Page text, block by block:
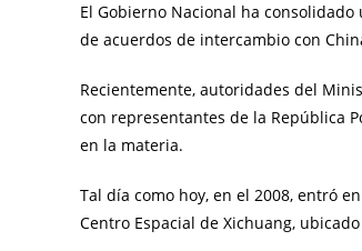
El Gobierno Nacional ha
de acuerdos de intercambio con
Recientemente, autoridades del
con representantes de la República
en la materia.
Tal día como hoy, en el 2008, entró
Centro Espacial de Xichuang,